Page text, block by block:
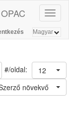
#/oldal: 12
növekvő